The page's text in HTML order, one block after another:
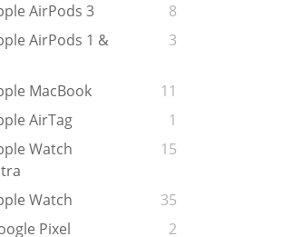
AirPods 3
8
AirPods 1 &
3
MacBook
11
AirTag
1
Watch
15
Watch
35
Pixel
2